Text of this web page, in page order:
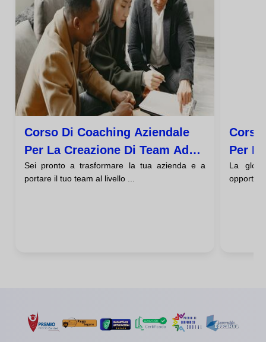
Corso Di Coaching Aziendale
Per La Creazione Di Team Ad
Alte Prestazioni
Sei pronto a trasformare la tua azienda e a
portare il tuo team al livello ...
Corso
Per
La